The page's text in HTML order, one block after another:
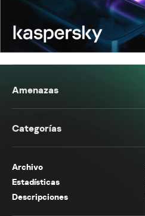
Amenazas
Categorías
Archivo
Estadísticas
Descripciones